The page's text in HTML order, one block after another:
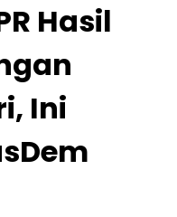
Hasil
Ini